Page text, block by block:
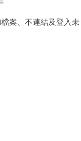
案、不連結及登入未